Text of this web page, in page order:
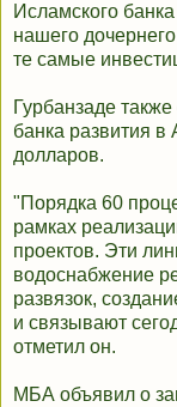
Исламского
нашего
те самые
Гурбанзаде
банка развития
долларов.
"Порядка 60
рамках
проектов. Эти
водоснабжение
развязок,
и связывают
отметил он.
МБА объявил о